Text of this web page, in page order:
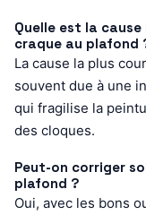
Quelle est la
craque au plafond
La cause la plus
souvent due à une
qui fragilise la
des cloques.
Peut-on corriger
plafond ?
Oui, avec les bons